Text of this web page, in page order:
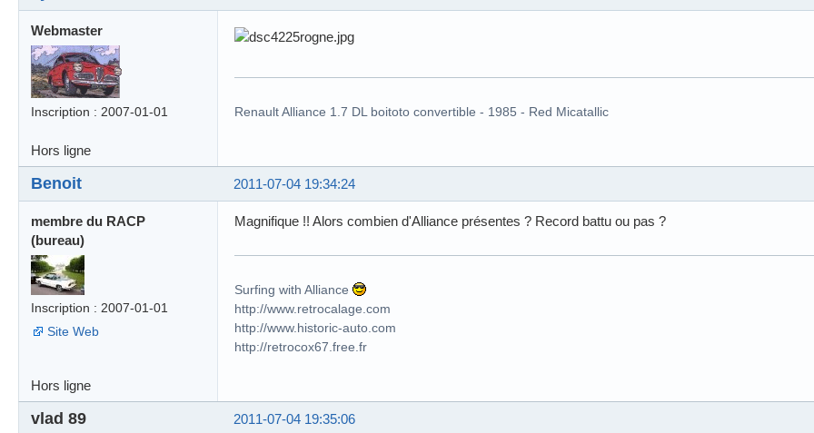
Webmaster
Inscription : 2007-01-01 Renault Alliance 1.7 DL boitoto convertible - 1985 - Red Micatallic
Hors ligne
2011-07-04 19:34:24
Benoit
membre du RACP
(bureau)
Inscription : 2007-01-01
Site Web
Magnifique !! Alors combien d'Alliance présentes ? Record battu ou pas ?
Surfing with Alliance
http://www.retrocalage.com
http://www.historic-auto.com
http://retrocox67.free.fr
Hors ligne
2011-07-04 19:35:06
vlad 89